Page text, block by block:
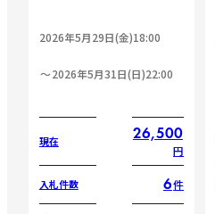
2026年5月29日(金)18:00
2026年5月31日(日)22:00
現在 26,500
円
入札件数 6件